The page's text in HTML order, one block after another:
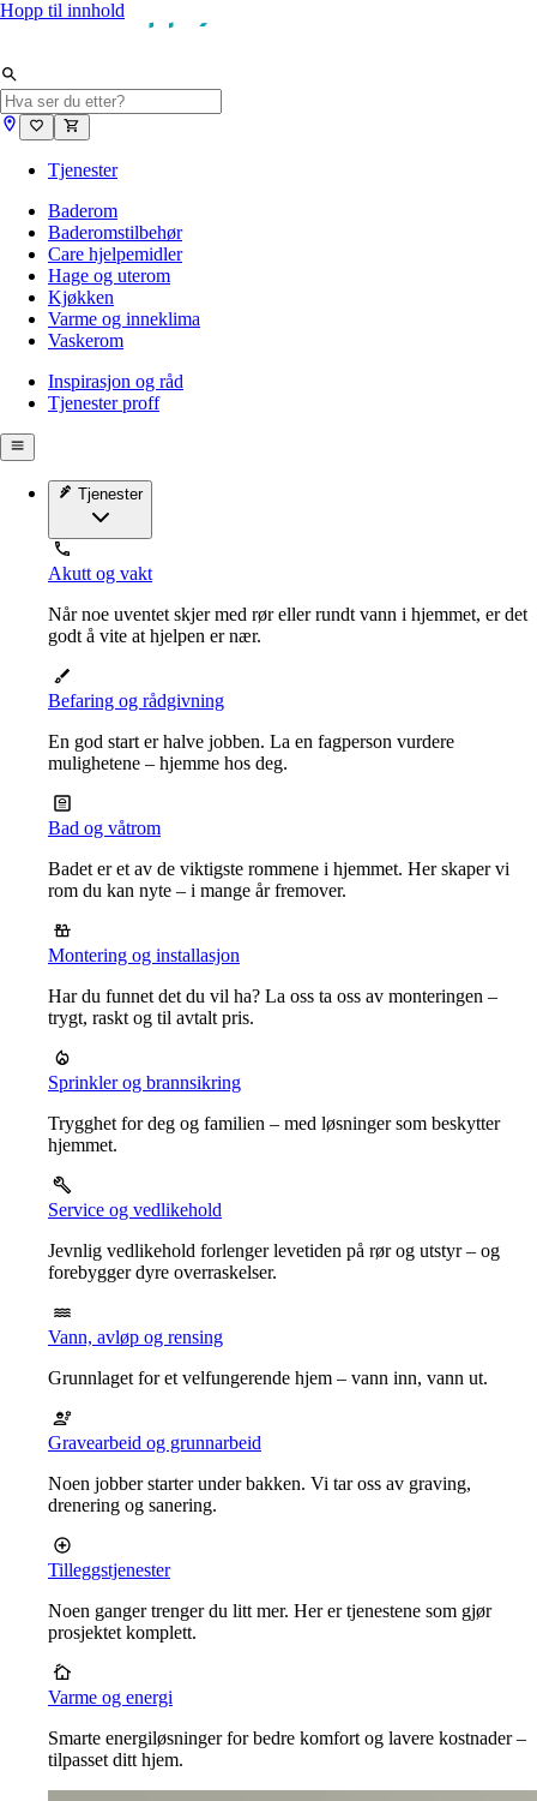
Hopp til innhold
Tjenester
Baderom
Baderomstilbehør
Care hjelpemidler
Hage og uterom
Kjøkken
Varme og inneklima
Vaskerom
Inspirasjon og råd
Tjenester proff
Tjenester
Akutt og vakt
Når noe uventet skjer med rør eller rundt vann i hjemmet, er det
godt å vite at hjelpen er nær.
Befaring og rådgivning
En god start er halve jobben. La en fagperson vurdere
mulighetene – hjemme hos deg.
Bad og våtrom
Badet er et av de viktigste rommene i hjemmet. Her skaper vi
rom du kan nyte – i mange år fremover.
Montering og installasjon
Har du funnet det du vil ha? La oss ta oss av monteringen –
trygt, raskt og til avtalt pris.
Sprinkler og brannsikring
Trygghet for deg og familien – med løsninger som beskytter
hjemmet.
Service og vedlikehold
Jevnlig vedlikehold forlenger levetiden på rør og utstyr – og
forebygger dyre overraskelser.
Vann, avløp og rensing
Grunnlaget for et velfungerende hjem – vann inn, vann ut.
Gravearbeid og grunnarbeid
Noen jobber starter under bakken. Vi tar oss av graving,
drenering og sanering.
Tilleggstjenester
Noen ganger trenger du litt mer. Her er tjenestene som gjør
prosjektet komplett.
Varme og energi
Smarte energiløsninger for bedre komfort og lavere kostnader –
tilpasset ditt hjem.